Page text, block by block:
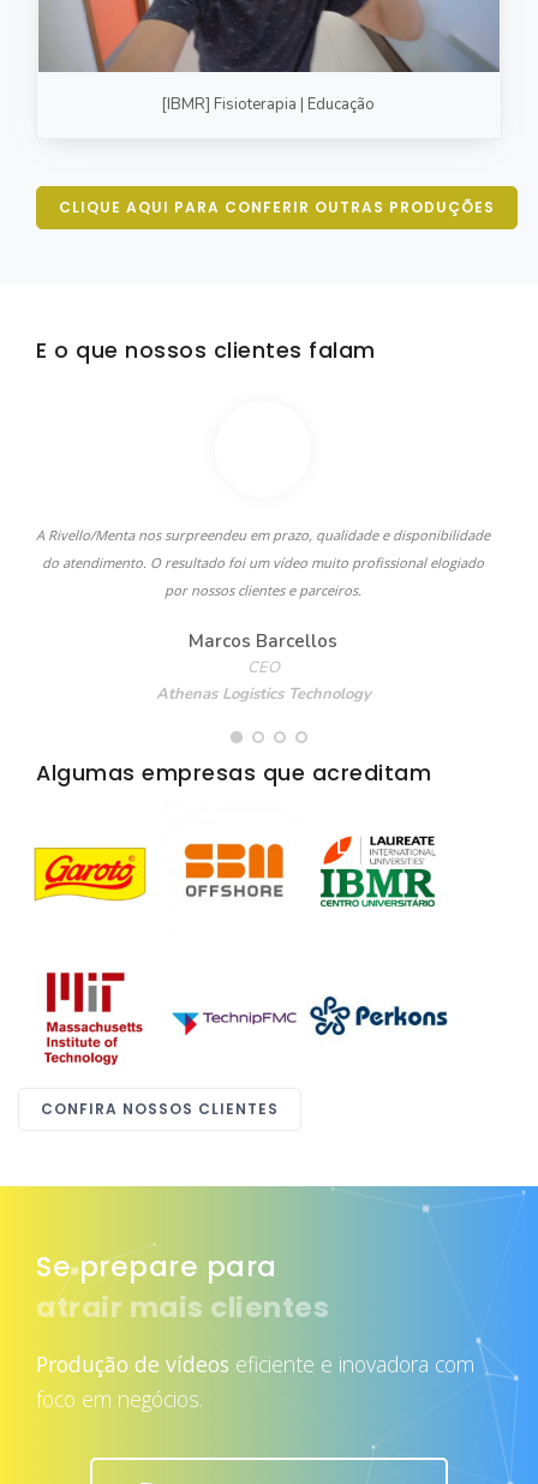
[IBMR] Fisioterapia | Educação
CLIQUE AQUI PARA CONFERIR OUTRAS PRODUÇÕES
E o que nossos clientes falam
A Rivello/Menta nos surpreendeu em prazo, qualidade e disponibilidade
do atendimento. O resultado foi um vídeo muito profissional elogiado
por nossos clientes e parceiros.
Marcos Barcellos
CEO
Athenas Logistics Technology
Algumas empresas que acreditam
CONFIRA NOSSOS CLIENTES
Se prepare para
atrair mais clientes
Produção de vídeos eficiente e inovadora com
foco em negócios.